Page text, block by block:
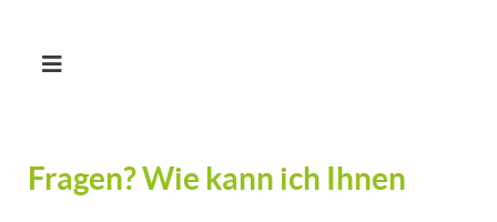
Fragen? Wie kann ich Ihnen